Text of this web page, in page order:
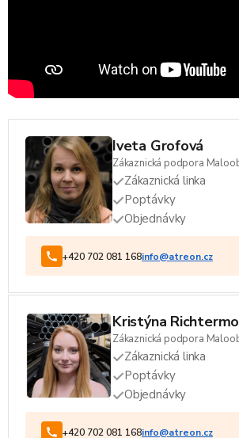
Iveta Grofová
Zákaznická podpora
Zákaznická linka
Poptávky
Objednávky
+420 702 081 168info@atreon.cz
Kristýna
Zákaznická podpora
Zákaznická linka
Poptávky
Objednávky
+420 702 081 168info@atreon.cz